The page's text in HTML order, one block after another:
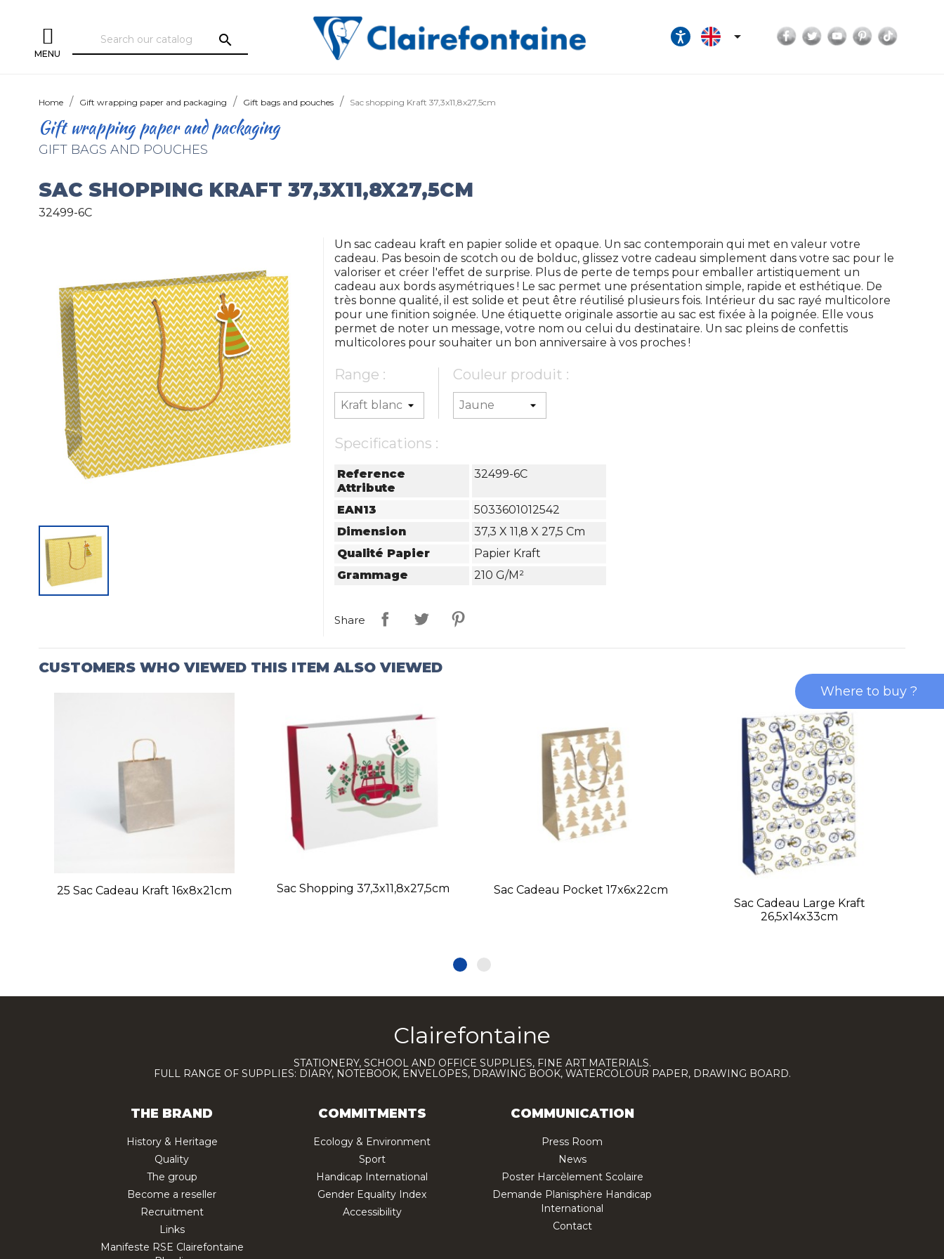
MENU
search  Facebook
TwitterYouTubePinterest
Home Gift wrapping paper and packaging Gift bags and pouches Sac shopping Kraft 37,3x11,8x27,5cm
Gift wrapping paper and packaging
GIFT BAGS AND POUCHES
SAC SHOPPING KRAFT 37,3X11,8X27,5CM
32499-6C
Un sac cadeau kraft en papier solide et opaque. Un sac contemporain qui met en valeur votre
cadeau. Pas besoin de scotch ou de bolduc, glissez votre cadeau simplement dans votre sac pour le
valoriser et créer l'effet de surprise. Plus de perte de temps pour emballer artistiquement un
cadeau aux bords asymétriques ! Le sac permet une présentation simple, rapide et esthétique. De
très bonne qualité, il est solide et peut être réutilisé plusieurs fois. Intérieur du sac rayé multicolore
pour une finition soignée. Une étiquette originale assortie au sac est fixée à la poignée. Elle vous
permet de noter un message, votre nom ou celui du destinataire. Un sac pleins de confettis
multicolores pour souhaiter un bon anniversaire à vos proches !
Range : Couleur produit :
Specifications :
Reference
Attribute
32499-6C
EAN13
5033601012542
Dimension
37,3 X 11,8 X 27,5 Cm
Qualité Papier
Papier Kraft
Grammage
210 G/m²
Share
CUSTOMERS WHO VIEWED THIS ITEM ALSO VIEWED
25 Sac Cadeau Kraft 16x8x21cm Sac Shopping 37,3x11,8x27,5cm
Sac Cadeau Pocket 17x6x22cm
Sac Cadeau Large Kraft
26,5x14x33cm
Clairefontaine
STATIONERY, SCHOOL AND OFFICE SUPPLIES, FINE ART MATERIALS.
FULL RANGE OF SUPPLIES: DIARY, NOTEBOOK, ENVELOPES, DRAWING BOOK, WATERCOLOUR PAPER, DRAWING BOARD.
THE BRAND
History & Heritage
Quality
The group
Become a reseller
Recruitment
Links
Manifeste RSE Clairefontaine
COMMITMENTS
Ecology & Environment
Sport
Handicap International
Gender Equality Index
Accessibility
COMMUNICATION
Press Room
News
Poster Harcèlement Scolaire
Demande Planisphère Handicap
International
Contact
Where to buy ?